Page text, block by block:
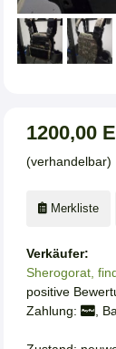
1200,00
(verhandelbar)
Merkliste
Verkäufer:
Sherogorat,
positive
Zahlung:
,